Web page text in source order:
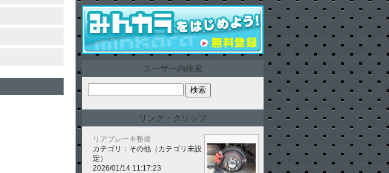
ユーザー内検索
リンク・クリップ
リアブレーキ整備
カテゴリ：その他（カテゴリ未設
定）
2026/01/14 11:17:23